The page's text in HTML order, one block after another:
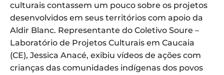
culturais contassem um pouco sobre os projetos
desenvolvidos em seus territórios com apoio da
Aldir Blanc. Representante do Coletivo Soure –
Laboratório de Projetos Culturais em Caucaia
(CE), Jessica Anacé, exibiu vídeos de ações com
crianças das comunidades indígenas dos povos